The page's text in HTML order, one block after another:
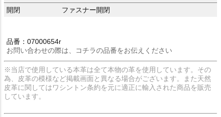
開閉
ファスナー開閉
品番：07000654r
お問い合わせの際は、コチラの品番をお伝えください
※当店で使用している本革は全て本物の革を使用しています。その
為、皮革の模様など掲載画面と異なる場合がございます。また天然
皮革に関してはワシントン条約を元に適正に輸入された商品を販売
しています。